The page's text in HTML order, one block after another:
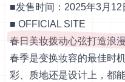
■发售时间：2025年3月12
■ OFFICIAL SITE
春日美妆拨动心弦打造浪
春季是变换妆容的最佳时
彩、质地还是设计上，都